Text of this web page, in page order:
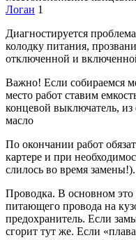
Логан 1
Диагностируется
колодку питания,
отключенной и
Важно! Если собираемся
место работ ставим
концевой выключатель, из
масло
По окончании работ
картере и при
слилось во время замены!).
Проводка. В основном
питающего провода на
предохранитель. Если
сгорит тут же. Если